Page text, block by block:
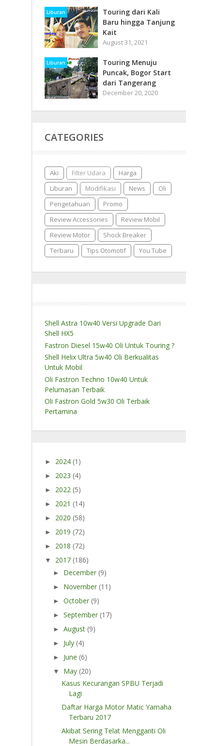
Liburan
Touring dari Kali
Baru hingga Tanjung
Kait
August 31, 2021
Liburan
Touring Menuju
Puncak, Bogor Start
dari Tangerang
December 20, 2020
CATEGORIES
Aki Filter Udara
Harga
Liburan
Modifikasi News
Oli
Pengetahuan
Promo
Review Accessories
Review Mobil
Review Motor
Shock Breaker
Terbaru
Tips Otomotif You Tube
Shell Astra 10w40 Versi Upgrade Dari
Shell HX5
Fastron Diesel 15w40 Oli Untuk Touring ?
Shell Helix Ultra 5w40 Oli Berkualitas
Untuk Mobil
Oli Fastron Techno 10w40 Untuk
Pelumasan Terbaik
Oli Fastron Gold 5w30 Oli Terbaik
Pertamina
► 2024 (1)
► 2023 (4)
► 2022 (5)
► 2021 (14)
► 2020 (58)
► 2019 (72)
► 2018 (72)
▼ 2017 (186)
► December (9)
► November (11)
► October (9)
► September (17)
► August (9)
► July (4)
► June (6)
▼ May (20)
Kasus Kecurangan SPBU Terjadi
Lagi
Daftar Harga Motor Matic Yamaha
Terbaru 2017
Akibat Sering Telat Mengganti Oli
Mesin Berdasarka...